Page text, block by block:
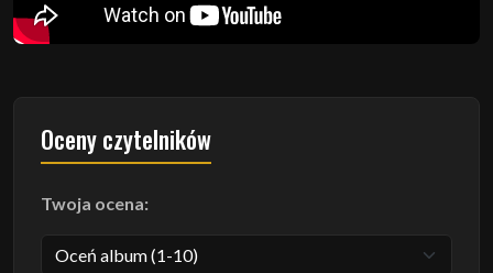
Oceny czytelników
Twoja ocena: